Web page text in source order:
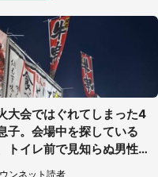
大会ではぐれてしまった4
子。会場中を探している
トイレ前で見知らぬ男性に
京都・女性）
ンネット読者